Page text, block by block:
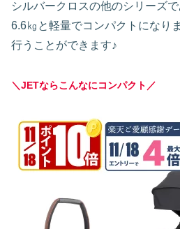
シルバークロスの他のシリーズ
6.6㎏と軽量でコンパクトになり
行うことができます♪
＼JETならこんなにコンパクト／